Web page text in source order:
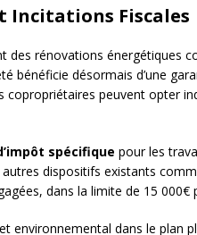
Incitations Fiscales
des rénovations énergétiques
bénéficie désormais d’une
copropriétaires peuvent opter
spécifique pour les
dispositifs existants
dans la limite de 15 000€
environnemental dans le plan